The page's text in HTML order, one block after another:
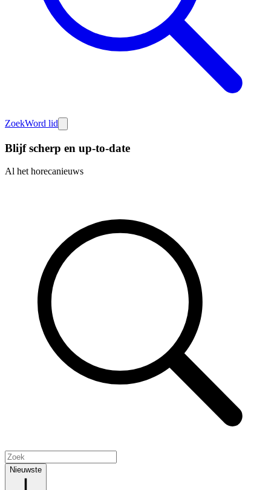
ZoekWord lid
Blijf scherp en up-to-date
Al het horecanieuws
Nieuwste